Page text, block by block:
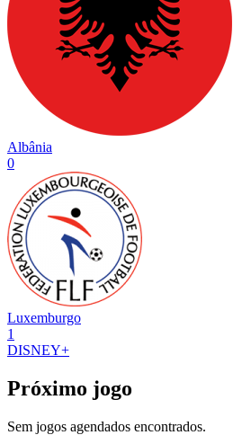
Albânia
0
Luxemburgo
1
DISNEY+
Próximo jogo
Sem jogos agendados encontrados.